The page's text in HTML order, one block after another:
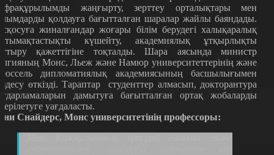
жаңғырту, зерттеу орталықтары мен
қолдауға бағытталған шаралар жайлы баяндады.
жиналғандар жоғары білім берудегі халықаралық
күшейту, академиялық ұтқырлықты
қажеттігіне тоқталды. Шара аясында министр
Монс, Льеж және Намюр университеттерінің және
дипломатиялық академиясының басшылығымен
өткізді. Тараптар студенттер алмасып, докторантура
дамытуға бағытталған ортақ жобаларды
уағдаласты.
Снайдерс, Монс университетінің профессоры: